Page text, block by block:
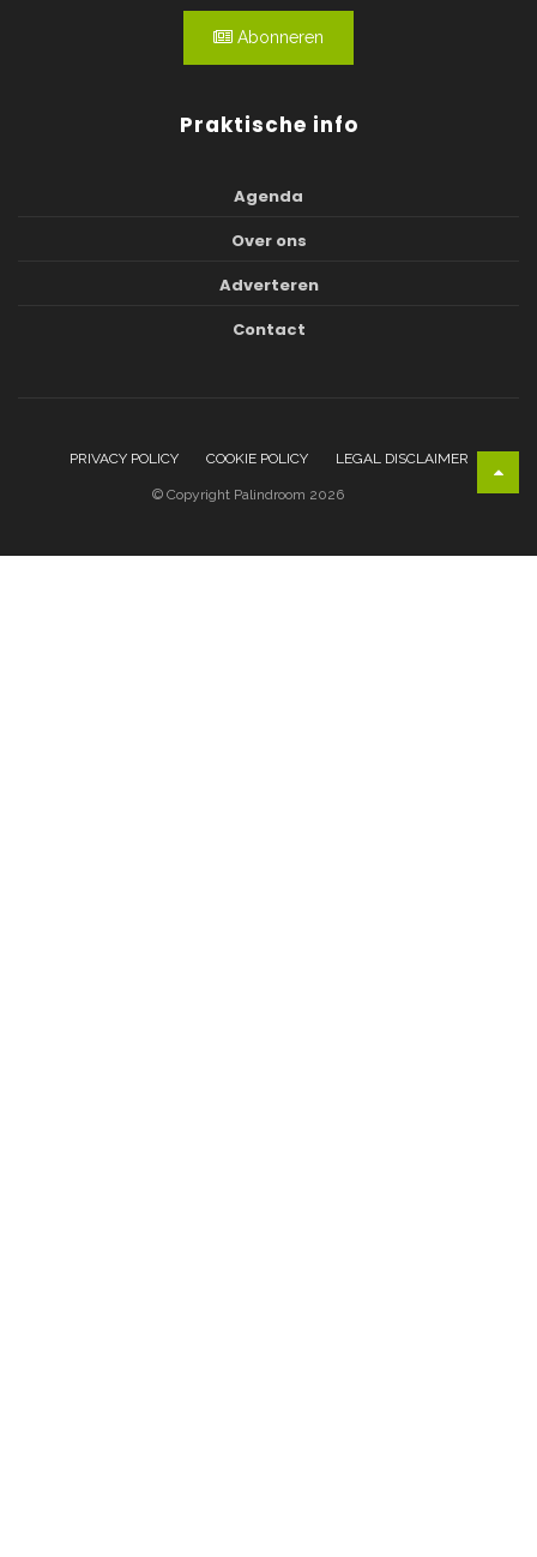
Abonneren
Praktische info
Agenda
Over ons
Adverteren
Contact
PRIVACY POLICY COOKIE POLICY LEGAL DISCLAIMER
© Copyright Palindroom 2026